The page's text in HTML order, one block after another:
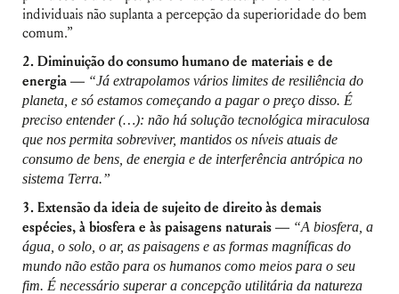
individuais não suplanta a percepção da superioridade do bem
comum.”
2. Diminuição do consumo humano de materiais e de
energia — “Já extrapolamos vários limites de resiliência do
planeta, e só estamos começando a pagar o preço disso. É
preciso entender (…): não há solução tecnológica miraculosa
que nos permita sobreviver, mantidos os níveis atuais de
consumo de bens, de energia e de interferência antrópica no
sistema Terra.”
3. Extensão da ideia de sujeito de direito às demais
espécies, à biosfera e às paisagens naturais — “A biosfera, a
água, o solo, o ar, as paisagens e as formas magníficas do
mundo não estão para os humanos como meios para o seu
fim. É necessário superar a concepção utilitária da natureza
Nome de usuário ou endereço de e-
mail